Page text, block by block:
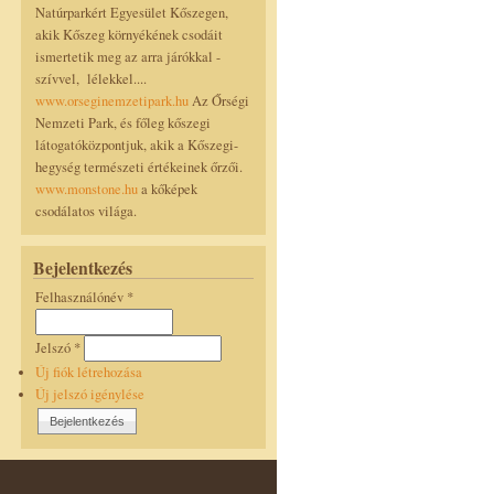
Natúrparkért Egyesület Kőszegen,
akik Kőszeg környékének csodáit
ismertetik meg az arra járókkal -
szívvel, lélekkel....
www.orseginemzetipark.huAz Őrségi
Nemzeti Park, és főleg kőszegi
látogatóközpontjuk, akik a Kőszegi-
hegység természeti értékeinek őrzői.
www.monstone.hua kőképek
csodálatos világa.
Bejelentkezés
Felhasználónév *
Jelszó *
Új fiók létrehozása
Új jelszó igénylése